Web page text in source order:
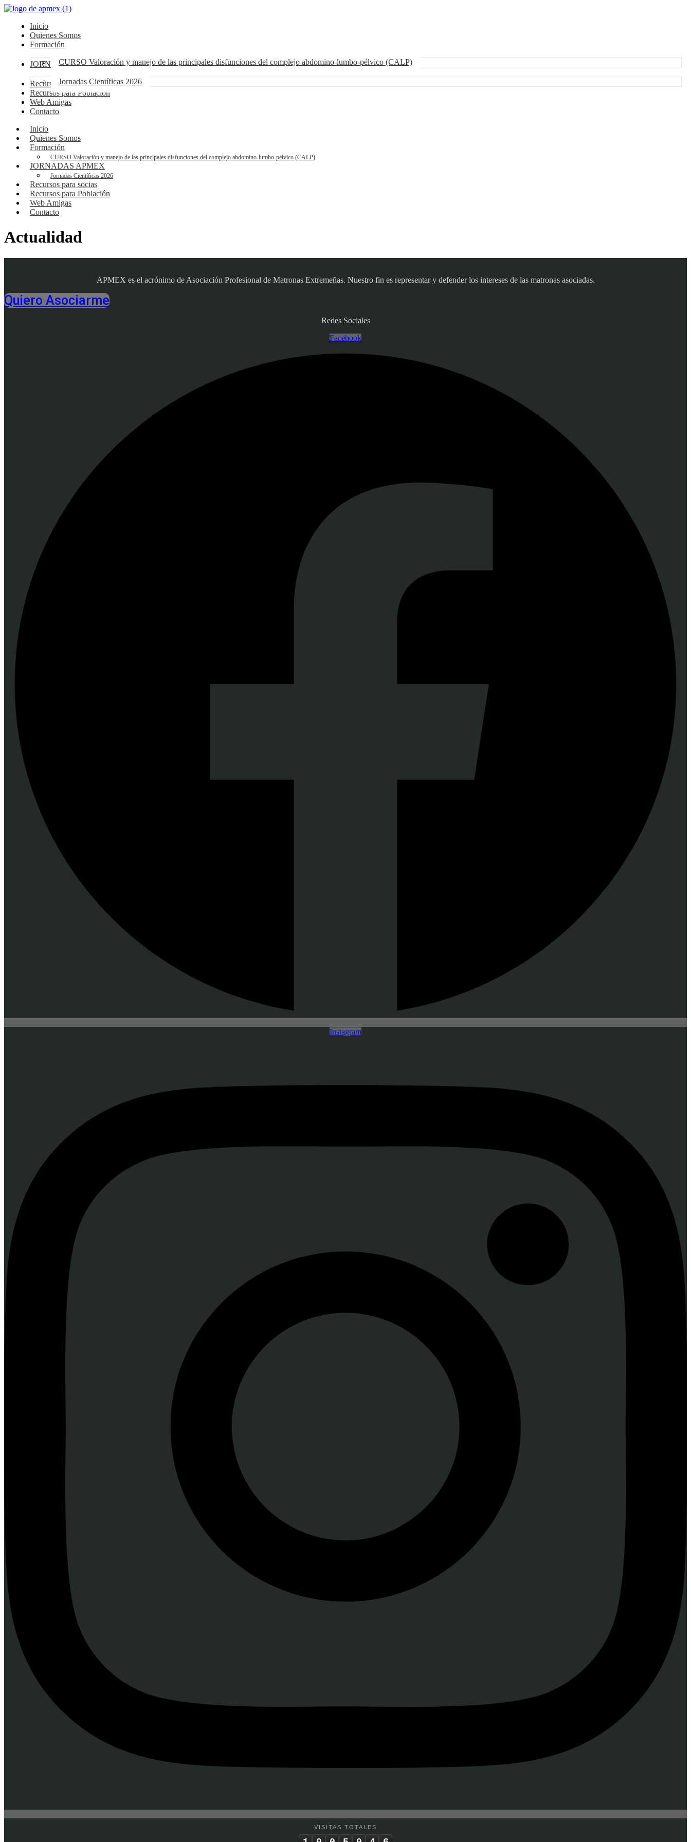
Inicio
Quienes Somos
Formación
CURSO Valoración y manejo de las principales disfunciones del complejo abdomino-lumbo-pélvico (CALP)
JORNADAS APMEX
Jornadas Científicas 2026
Recursos para socias
Recursos para Población
Web Amigas
Contacto
Inicio
Quienes Somos
Formación
CURSO Valoración y manejo de las principales disfunciones del complejo abdomino-lumbo-pélvico (CALP)
JORNADAS APMEX
Jornadas Científicas 2026
Recursos para socias
Recursos para Población
Web Amigas
Contacto
Actualidad
APMEX es el acrónimo de Asociación Profesional de Matronas Extremeñas. Nuestro fin es representar y defender los intereses de las matronas asociadas.
Quiero Asociarme
Redes Sociales
Facebook
Instagram
VISITAS TOTALES